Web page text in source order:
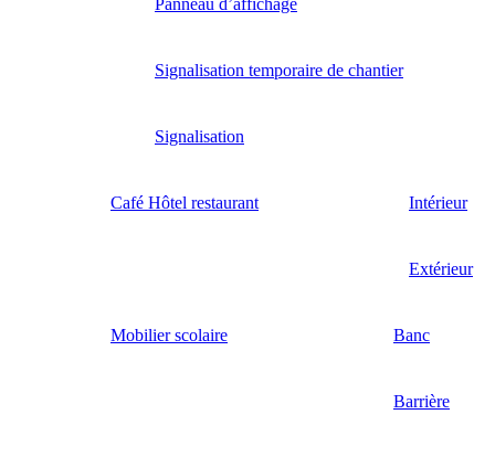
Panneau d’affichage
Signalisation temporaire de chantier
Signalisation
Café Hôtel restaurant Intérieur
Extérieur
Mobilier scolaire Banc
Barrière